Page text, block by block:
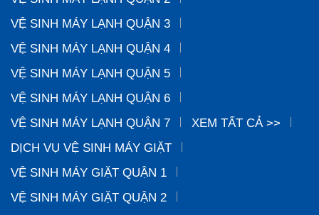
VỆ SINH MÁY LẠNH QUẬN 3
VỆ SINH MÁY LẠNH QUẬN 4
VỆ SINH MÁY LẠNH QUẬN 5
VỆ SINH MÁY LẠNH QUẬN 6
VỆ SINH MÁY LẠNH QUẬN 7
XEM TẤT CẢ >>
DỊCH VỤ VỆ SINH MÁY GIẶT
VỆ SINH MÁY GIẶT QUẬN 1
VỆ SINH MÁY GIẶT QUẬN 2